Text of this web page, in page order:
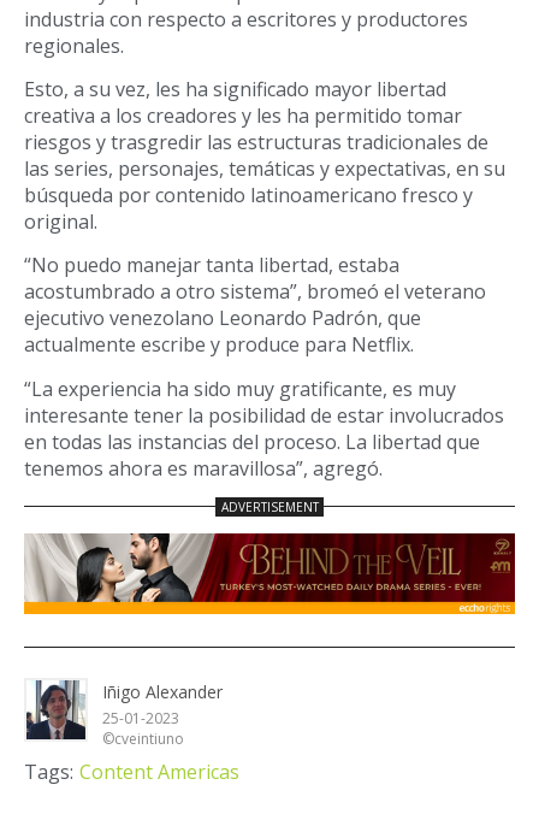
industria con respecto a escritores y productores
regionales.
Esto, a su vez, les ha significado mayor libertad
creativa a los creadores y les ha permitido tomar
riesgos y trasgredir las estructuras tradicionales de
las series, personajes, temáticas y expectativas, en su
búsqueda por contenido latinoamericano fresco y
original.
“No puedo manejar tanta libertad, estaba
acostumbrado a otro sistema”, bromeó el veterano
ejecutivo venezolano Leonardo Padrón, que
actualmente escribe y produce para Netflix.
“La experiencia ha sido muy gratificante, es muy
interesante tener la posibilidad de estar involucrados
en todas las instancias del proceso. La libertad que
tenemos ahora es maravillosa”, agregó.
Iñigo Alexander
25-01-2023
©cveintiuno
Tags: Content Americas